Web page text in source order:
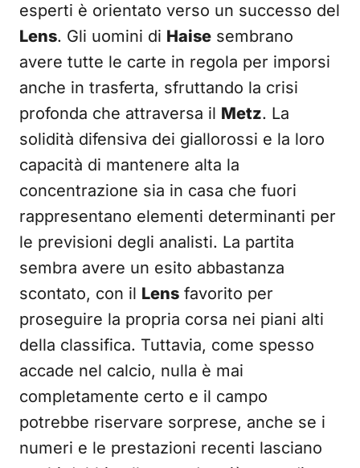
esperti è orientato verso un successo del
Lens. Gli uomini di Haise sembrano
avere tutte le carte in regola per imporsi
anche in trasferta, sfruttando la crisi
profonda che attraversa il Metz. La
solidità difensiva dei giallorossi e la loro
capacità di mantenere alta la
concentrazione sia in casa che fuori
rappresentano elementi determinanti per
le previsioni degli analisti. La partita
sembra avere un esito abbastanza
scontato, con il Lens favorito per
proseguire la propria corsa nei piani alti
della classifica. Tuttavia, come spesso
accade nel calcio, nulla è mai
completamente certo e il campo
potrebbe riservare sorprese, anche se i
numeri e le prestazioni recenti lasciano